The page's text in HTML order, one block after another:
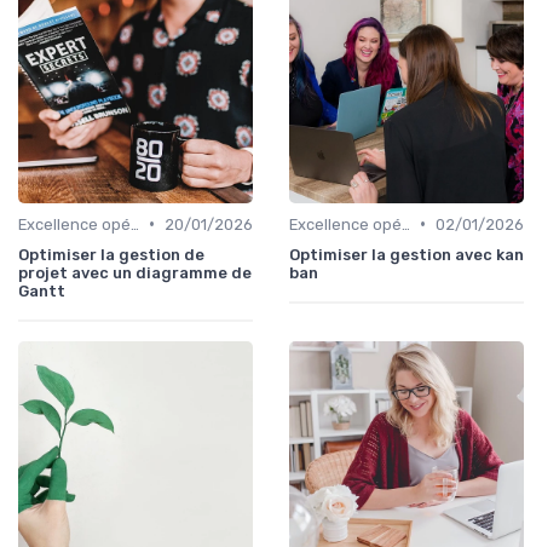
•
20/01/2026
Optimiser la gestion de
projet avec un diagramme de
Gantt
• 02/01/2026
Optimiser la gestion avec kan
ban